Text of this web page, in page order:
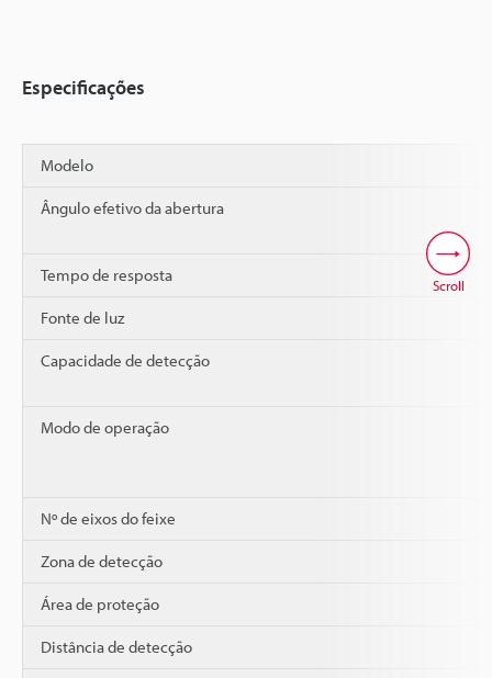
Especificações
Modelo
Ângulo efetivo da abertura
Tempo de resposta
Fonte de luz
Capacidade de detecção
Modo de operação
Nº de eixos do feixe
Zona de detecção
Área de proteção
Distância de detecção
Scroll